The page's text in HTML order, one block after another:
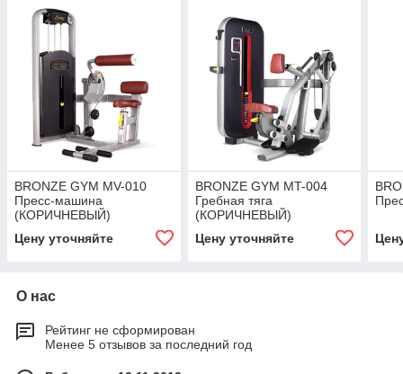
BRONZE GYM MV-010
Пресс-машина
(КОРИЧНЕВЫЙ)
Цену уточняйте
BRONZE GYM MT-004
Гребная тяга
(КОРИЧНЕВЫЙ)
Цену уточняйте
О нас
Рейтинг не сформирован
Менее 5 отзывов за последний год